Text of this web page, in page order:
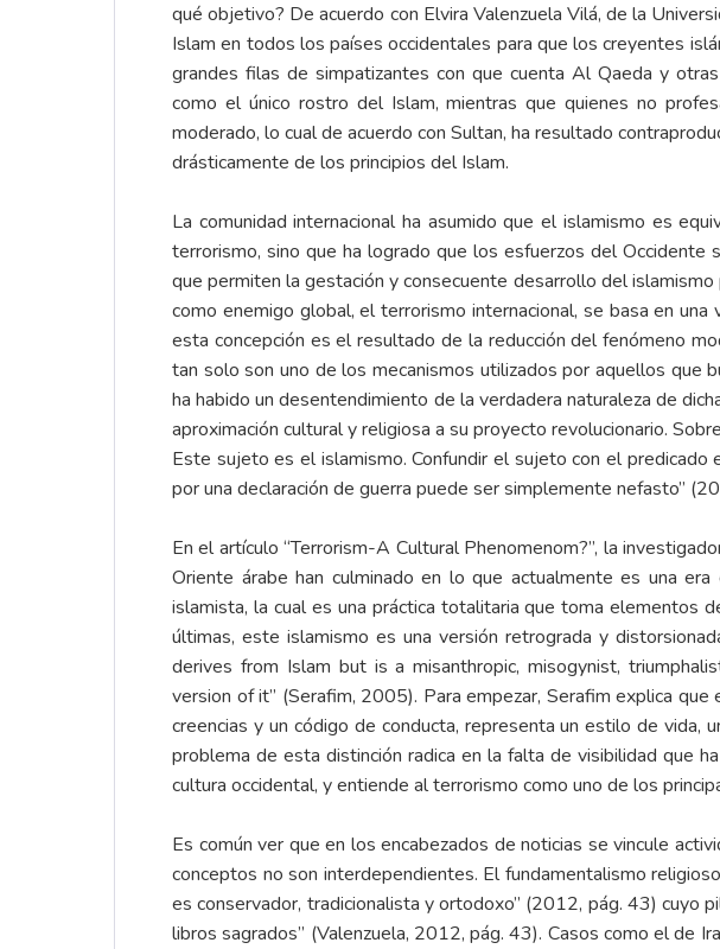
qué objetivo? De acuerdo con Elvira Valenzuela Vilá, de la
Islam en todos los países occidentales para que los creyentes
grandes filas de simpatizantes con que cuenta Al Qaeda y
como el único rostro del Islam, mientras que quienes no
moderado, lo cual de acuerdo con Sultan, ha resultado
drásticamente de los principios del Islam.
La comunidad internacional ha asumido que el islamismo es
terrorismo, sino que ha logrado que los esfuerzos del Occidente
que permiten la gestación y consecuente desarrollo del
como enemigo global, el terrorismo internacional, se basa en
esta concepción es el resultado de la reducción del fenómeno
tan solo son uno de los mecanismos utilizados por aquellos que
ha habido un desentendimiento de la verdadera naturaleza de
aproximación cultural y religiosa a su proyecto revolucionario.
Este sujeto es el islamismo. Confundir el sujeto con el
por una declaración de guerra puede ser simplemente nefasto”
En el artículo “Terrorism-A Cultural Phenomenom?”, la
Oriente árabe han culminado en lo que actualmente es una
islamista, la cual es una práctica totalitaria que toma elementos
últimas, este islamismo es una versión retrograda y
derives from Islam but is a misanthropic, misogynist,
version of it” (Serafim, 2005). Para empezar, Serafim explica
creencias y un código de conducta, representa un estilo de vida,
problema de esta distinción radica en la falta de visibilidad que
cultura occidental, y entiende al terrorismo como uno de los
Es común ver que en los encabezados de noticias se vincule
conceptos no son interdependientes. El fundamentalismo
es conservador, tradicionalista y ortodoxo” (2012, pág. 43) cuyo
libros sagrados” (Valenzuela, 2012, pág. 43). Casos como el de